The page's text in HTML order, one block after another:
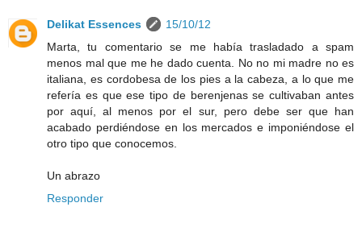
Delikat Essences
15/10/12
Marta, tu comentario se me había trasladado a spam
menos mal que me he dado cuenta. No no mi madre no es
italiana, es cordobesa de los pies a la cabeza, a lo que me
refería es que ese tipo de berenjenas se cultivaban antes
por aquí, al menos por el sur, pero debe ser que han
acabado perdiéndose en los mercados e imponiéndose el
otro tipo que conocemos.
Un abrazo
Responder